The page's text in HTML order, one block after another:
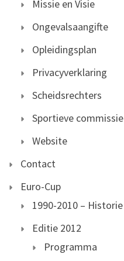
Missie en Visie
Ongevalsaangifte
Opleidingsplan
Privacyverklaring
Scheidsrechters
Sportieve commissie
Website
Contact
Euro-Cup
1990-2010 – Historie
Editie 2012
Programma